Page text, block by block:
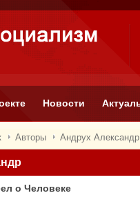
Новости
Авторы Андрух Александр
о Человеке